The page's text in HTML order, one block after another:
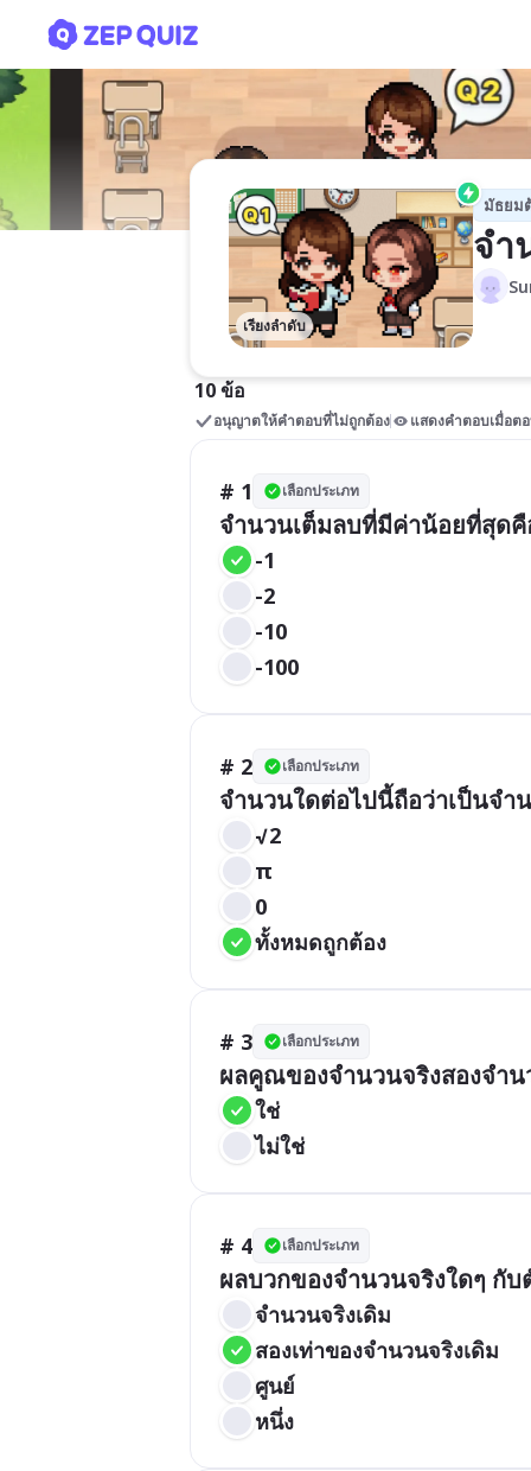
เรียงลำดับ
มัธยม
จำ
10 ข้อ
อนุญาตให้คำตอบที่ไม่ถูกต้อง แสดงคำตอบเมื่อต
# 1 เลือกประเภท
จำนวนเต็มลบที่มีค่าน้อยที่สุดคื
-1
-2
-10
-100
# 2 เลือกประเภท
จำนวนใดต่อไปนี้ถือว่าเป็นจำ
√2
π
0
ทั้งหมดถูกต้อง
# 3 เลือกประเภท
ผลคูณของจำนวนจริงสองจำน
ใช่
ไม่ใช่
# 4 เลือกประเภท
ผลบวกของจำนวนจริงใดๆ กับ
จำนวนจริงเดิม
สองเท่าของจำนวนจริงเดิม
ศูนย์
หนึ่ง